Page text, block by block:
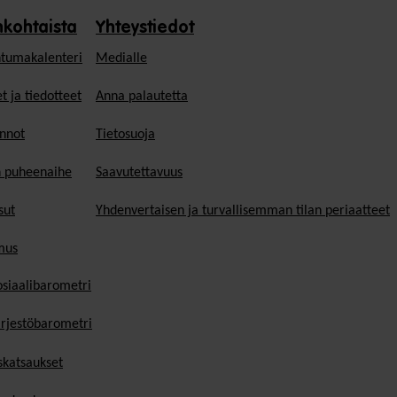
ja tiedotteet
puheenaihe
Yhteystiedot
Medialle
Anna palautetta
Tietosuoja
Saavutettavuus
Yhdenvertaisen ja turvallisemman tilan periaatteet